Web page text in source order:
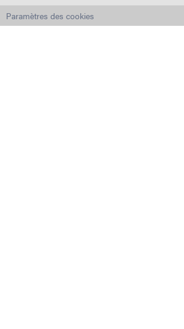
Paramètres des cookies